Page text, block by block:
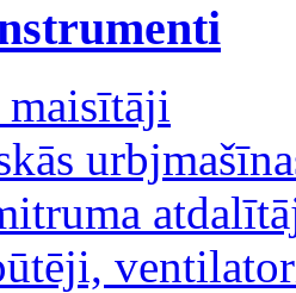
maisītāji